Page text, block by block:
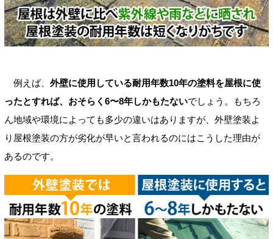
例えば、 外壁に使用している耐用年数10年の塗料を屋根に使
ったとすれば、おそらく6〜8年しかもたないでしょう。もちろ
ん地域や環境によっても多少の違いはありますが、外壁塗装よ
り屋根塗装の方が劣化が早いと言われるのにはこうした理由が
あるのです。